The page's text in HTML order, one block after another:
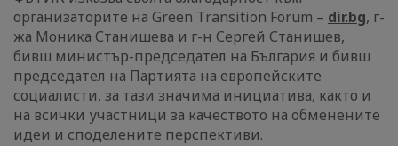
организаторите на Green Transition Forum – dir.bg, г-
жа Моника Станишева и г-н Сергей Станишев,
бивш министър-председател на България и бивш
председател на Партията на европейските
социалисти, за тази значима инициатива, както и
на всички участници за качеството на обменените
идеи и споделените перспективи.